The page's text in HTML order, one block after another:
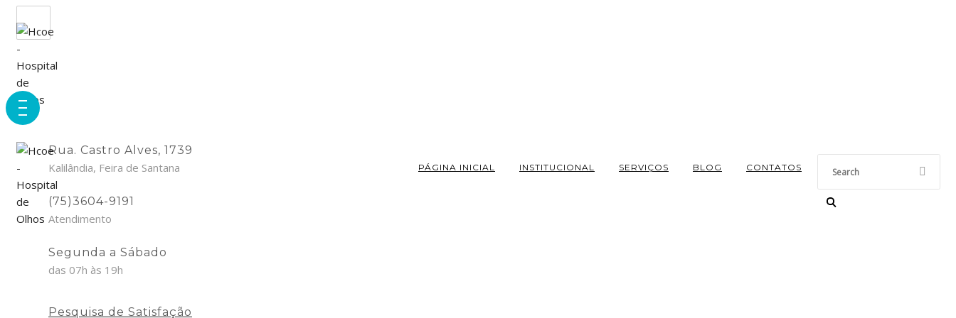
PÁGINA INICIAL INSTITUCIONAL SERVIÇOS BLOG CONTATOS
Rua. Castro Alves, 1739
Kalilândia, Feira de Santana
(75)3604-9191
Atendimento
Segunda a Sábado
das 07h às 19h
Pesquisa de Satisfação